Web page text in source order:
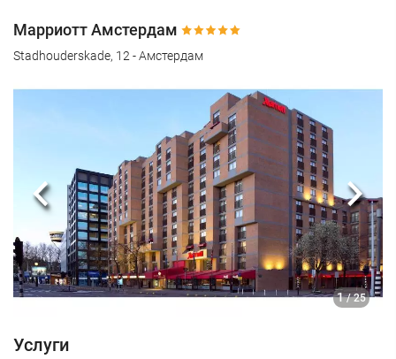
Марриотт Амстердам
Stadhouderskade, 12 - Амстердам
1 / 25
Предыдущий
Услуги